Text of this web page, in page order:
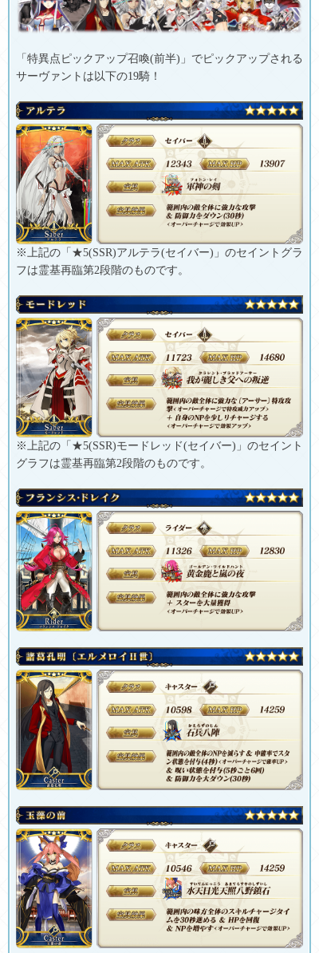
「特異点ピックアップ召喚(前半)」でピックアップされる
サーヴァントは以下の19騎！
※上記の「★5(SSR)アルテラ(セイバー)」のセイントグラ
フは霊基再臨第2段階のものです。
※上記の「★5(SSR)モードレッド(セイバー)」のセイント
グラフは霊基再臨第2段階のものです。